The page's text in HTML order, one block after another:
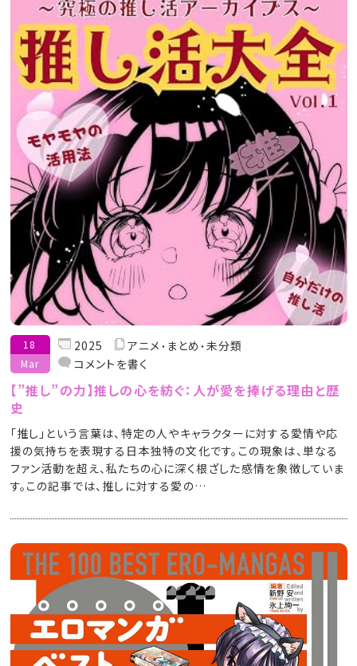
18
Mar
2025 アニメ まとめ 未分類
コメントを書く
【”推し”の力】推しの心を紡ぐ：人が愛を捧げる理由と歴
史
「推し」という言葉は、特定の人やキャラクターに対する愛情や応
援の気持ちを表現する日本独特の文化です。この現象は、単なる
ファン活動を超え、私たちの心に深く根ざした感情を象徴していま
す。この記事では、推しに対する愛の…